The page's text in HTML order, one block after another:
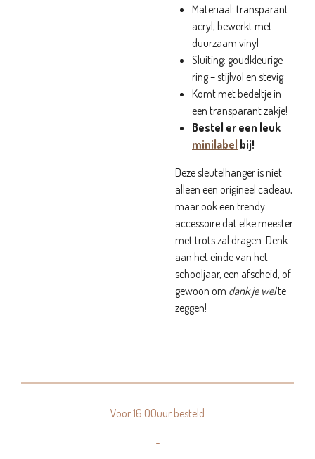
Materiaal: transparant
acryl, bewerkt met
duurzaam vinyl
Sluiting: goudkleurige
ring – stijlvol en stevig
Komt met bedeltje in
een transparant zakje!
Bestel er een leuk
minilabel bij!
Deze sleutelhanger is niet
alleen een origineel cadeau,
maar ook een trendy
accessoire dat elke meester
met trots zal dragen. Denk
aan het einde van het
schooljaar, een afscheid, of
gewoon om dank je welte
zeggen!
Voor 16:00uur besteld
=